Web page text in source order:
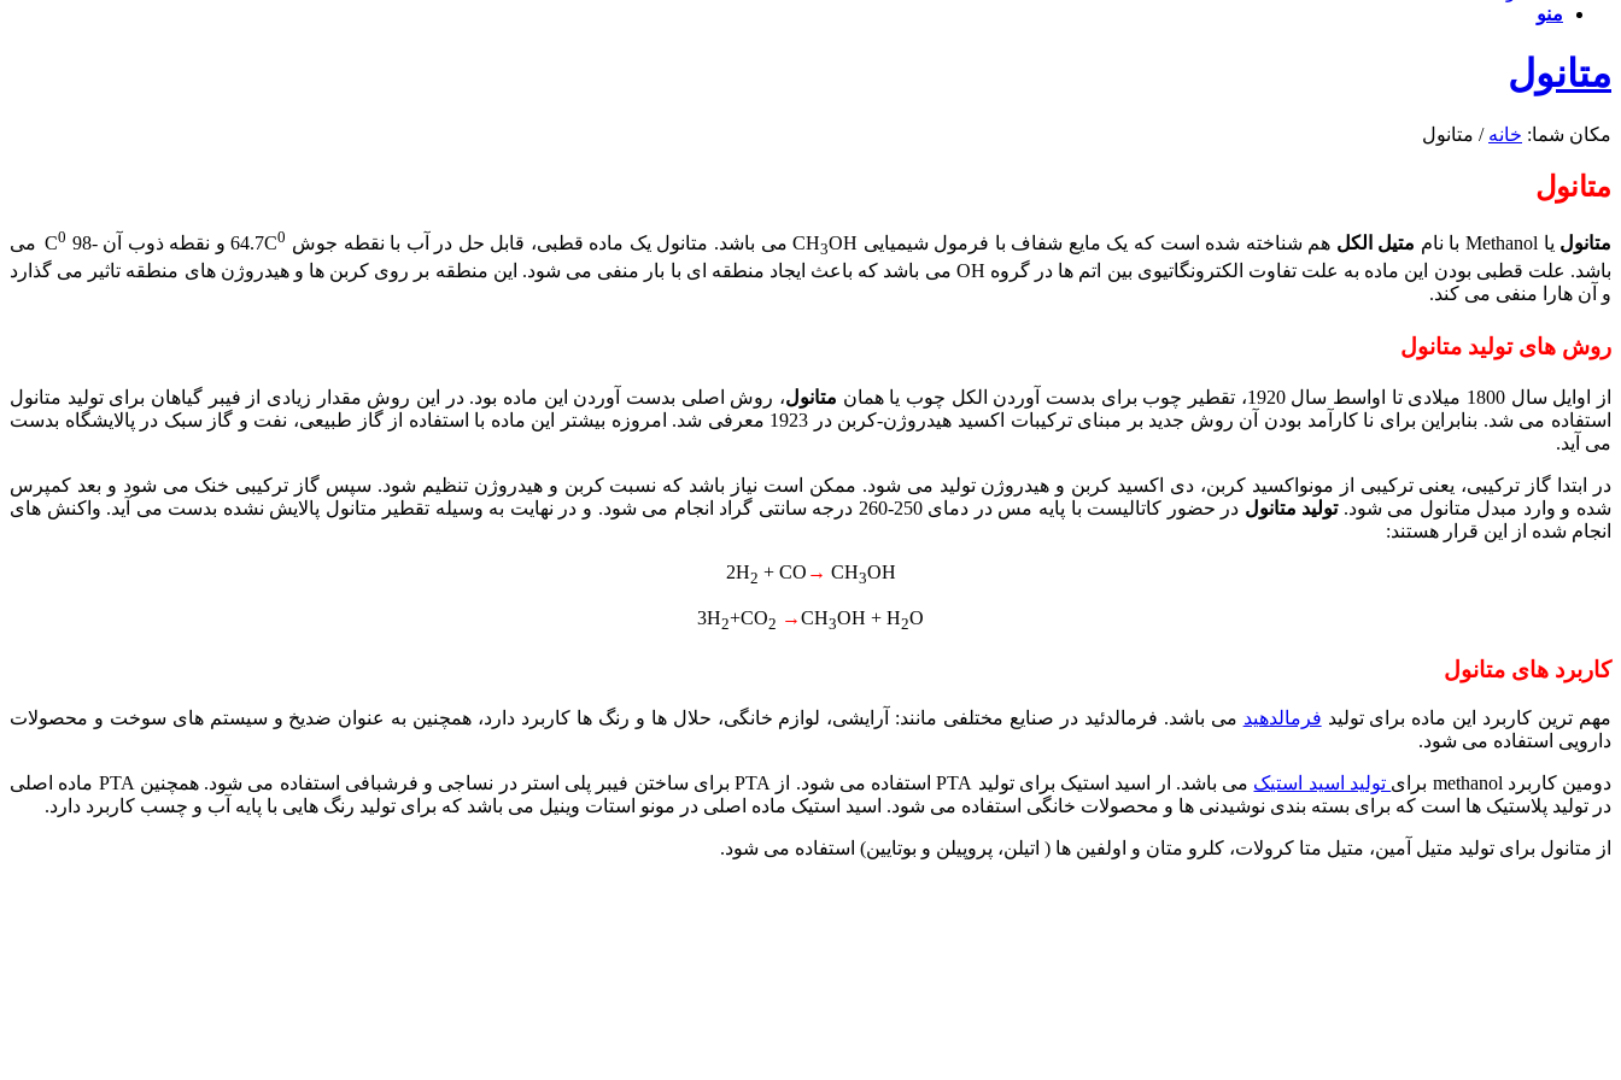
منو
متانول
مکان شما: خانه / متانول
متانول
متانول یا Methanol با نام متیل الکل هم شناخته شده است که یک مایع شفاف با فرمول شیمیایی CH 3OH می باشد. متانول یک ماده قطبی، قابل حل در آب با نقطه جوش 64.7C 0 و نقطه ذوب آن -98 C 0
می
باشد. علت قطبی بودن این ماده به علت تفاوت الکترونگاتیوی بین اتم ها در گروه OH می باشد که باعث ایجاد منطقه ای با بار منفی می شود. این منطقه بر روی کربن ها و هیدروژن های منطقه تاثیر می گذارد
و آن هارا منفی می کند.
روش های تولید متانول
از اوایل سال 1800 میلادی تا اواسط سال 1920، تقطیر چوب برای بدست آوردن الکل چوب یا همان متانول، روش اصلی بدست آوردن این ماده بود. در این روش مقدار زیادی از فیبر گیاهان برای تولید متانول
استفاده می شد. بنابراین برای نا کارآمد بودن آن روش جدید بر مبنای ترکیبات اکسید هیدروژن-کربن در 1923 معرفی شد. امروزه بیشتر این ماده با استفاده از گاز طبیعی، نفت و گاز سبک در پالایشگاه بدست
می آید.
در ابتدا گاز ترکیبی، یعنی ترکیبی از مونواکسید کربن، دی اکسید کربن و هیدروژن تولید می شود. ممکن است نیاز باشد که نسبت کربن و هیدروژن تنظیم شود. سپس گاز ترکیبی خنک می شود و بعد کمپرس
شده و وارد مبدل متانول می شود.تولید متانول
در حضور کاتالیست با پایه مس در دمای 250-260 درجه سانتی گراد انجام می شود. و در نهایت به وسیله تقطیر متانول پالایش نشده بدست می آید. واکنش های
انجام شده از این قرار هستند:
2H2 + CO → CH3OH
3H2+CO2 →CH3OH + H2O
کاربرد های متانول
مهم ترین کاربرد این ماده برای تولید فرمالدهید می باشد. فرمالدئید در صنایع مختلفی مانند: آرایشی، لوازم خانگی، حلال ها و رنگ ها کاربرد دارد، همچنین به عنوان ضدیخ و سیستم های سوخت و محصولات
دارویی استفاده می شود.
دومین کاربرد methanol برای تولید اسید استیک
می باشد. ار اسید استیک برای تولید PTA استفاده می شود. از PTA برای ساختن فیبر پلی استر در نساجی و فرشبافی استفاده می شود. همچنین PTA ماده اصلی
در تولید پلاستیک ها است که برای بسته بندی نوشیدنی ها و محصولات خانگی استفاده می شود. اسید استیک ماده اصلی در مونو استات وینیل می باشد که برای تولید رنگ هایی با پایه آب و چسب کاربرد دارد.
از متانول برای تولید متیل آمین، متیل متا کرولات، کلرو متان و اولفین ها ( اتیلن، پروپیلن و بوتایین) استفاده می شود.